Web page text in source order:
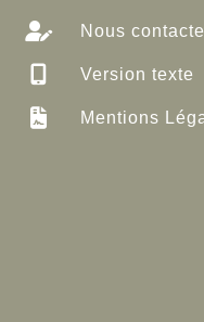
Nous
Version texte
Mentions